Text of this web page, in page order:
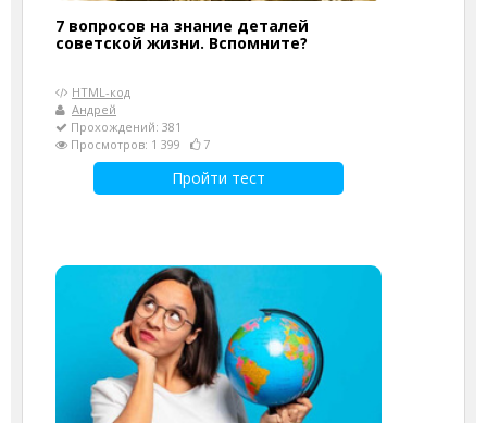
7 вопросов на знание деталей
советской жизни. Вспомните?
HTML-код
Андрей
Прохождений: 381
Просмотров: 1 399
7
Пройти тест